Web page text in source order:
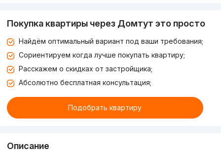
Покупка квартиры через Домтут это просто
Найдём оптимальный вариант под ваши требования;
Сориентируем когда лучше покупать квартиру;
Расскажем о скидках от застройщика;
Абсолютно бесплатная консультация;
Подобрать квартиру
Описание